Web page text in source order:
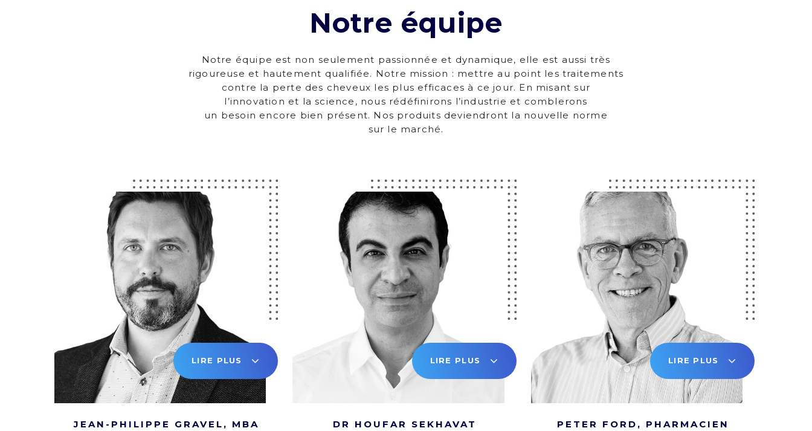
Notre équipe
Notre équipe est non seulement passionnée et dynamique, elle est aussi très
rigoureuse et hautement qualifiée. Notre mission : mettre au point les traitements
contre la perte des cheveux les plus efficaces à ce jour. En misant sur
l’innovation et la science, nous rédéfinirons l’industrie et comblerons
un besoin encore bien présent. Nos produits deviendront la nouvelle norme
sur le marché.
LIRE PLUS
JEAN-PHILIPPE GRAVEL, MBA
LIRE PLUS
DR HOUFAR SEKHAVAT
LIRE PLUS
PETER FORD, PHARMACIEN